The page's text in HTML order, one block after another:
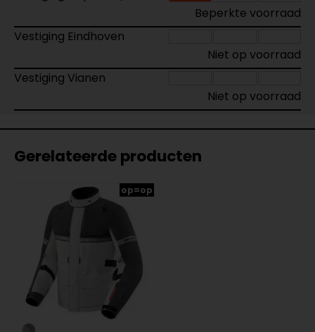
Beperkte voorraad
Vestiging Eindhoven
Niet op voorraad
Vestiging Vianen
Niet op voorraad
Gerelateerde producten
op=op